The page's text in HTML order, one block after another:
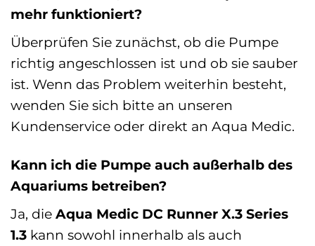
mehr funktioniert?
Überprüfen Sie zunächst, ob die Pumpe
richtig angeschlossen ist und ob sie sauber
ist. Wenn das Problem weiterhin besteht,
wenden Sie sich bitte an unseren
Kundenservice oder direkt an Aqua Medic.
Kann ich die Pumpe auch außerhalb des
Aquariums betreiben?
Ja, die Aqua Medic DC Runner X.3 Series
1.3 kann sowohl innerhalb als auch